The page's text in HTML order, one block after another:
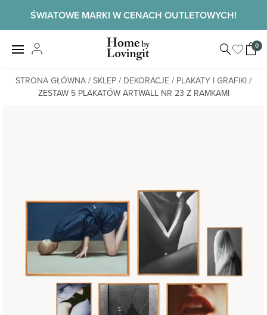
ŚWIATOWE MARKI W CENACH OUTLETOWYCH!
Home by
LovingIt
View
cart
0
STRONA GŁÓWNA / SKLEP / DEKORACJE / PLAKATY I GRAFIKI /
ZESTAW 5 PLAKATÓW ARTWALL NR 23 Z RAMKAMI